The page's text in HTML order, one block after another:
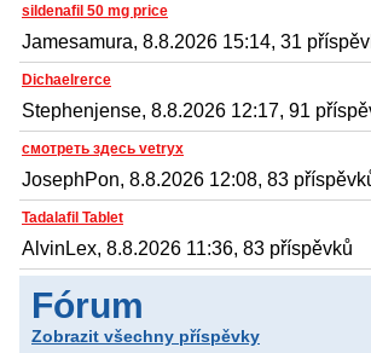
sildenafil 50 mg price
Jamesamura, 8.8.2026 15:14, 31
Dichaelrerce
Stephenjense, 8.8.2026 12:17, 91
смотреть здесь vetryx
JosephPon, 8.8.2026 12:08, 83
Tadalafil Tablet
AlvinLex, 8.8.2026 11:36, 83 příspěvků
Fórum
Zobrazit všechny příspěvky